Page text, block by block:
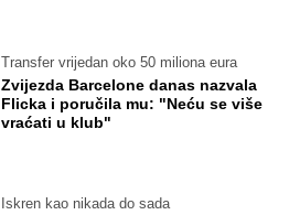
Transfer vrijedan oko 50 miliona eura
Zvijezda Barcelone danas nazvala
Flicka i poručila mu: "Neću se više
vraćati u klub"
Iskren kao nikada do sada